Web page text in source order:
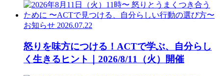
お知らせ 2026.07.22
怒りを味方につける！ACTで学ぶ、自分らし
く生きるヒント｜2026/8/11（火）開催